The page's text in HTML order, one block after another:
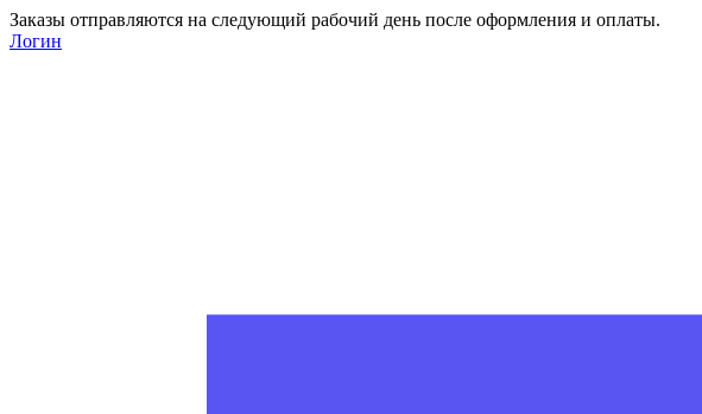
Заказы отправляются на следующий рабочий день после оформления и оплаты.
Логин